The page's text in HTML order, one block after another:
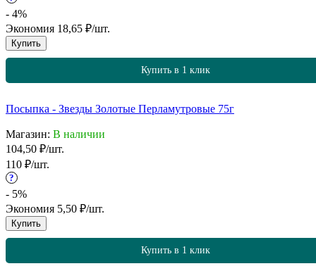
- 4%
Экономия 18,65 ₽/шт.
Купить
Купить в 1 клик
Посыпка - Звезды Золотые Перламутровые 75г
Магазин: В наличии
104,50 ₽/шт.
110 ₽/шт.
?
- 5%
Экономия 5,50 ₽/шт.
Купить
Купить в 1 клик